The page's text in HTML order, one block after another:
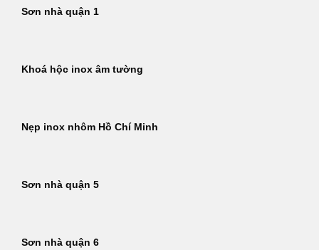
Sơn nhà quận 1
Khoá hộc inox âm tường
Nẹp inox nhôm Hồ Chí Minh
Sơn nhà quận 5
Sơn nhà quận 6